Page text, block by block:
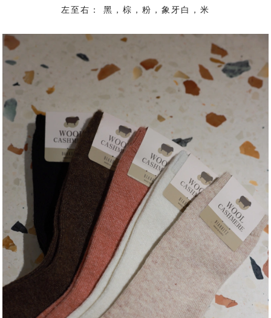
左至右： 黑，棕，粉，象牙白，米